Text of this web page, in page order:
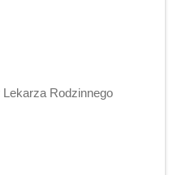
Lekarza Rodzinnego